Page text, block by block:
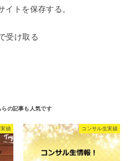
イトを保存する。
受け取る
績 コンサル生実績